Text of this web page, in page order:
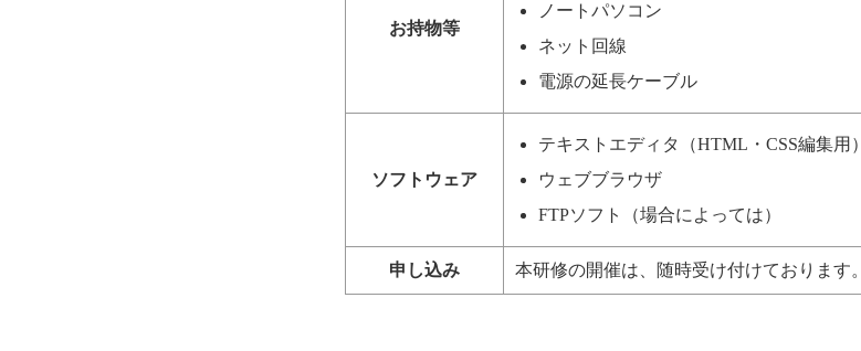
お持物等
ノートパソコン
ネット回線
電源の延長ケーブル
ソフトウェア
テキストエディタ（HTML・CSS編集用）
ウェブブラウザ
FTPソフト（場合によっては）
申し込み 本研修の開催は、随時受け付けております。